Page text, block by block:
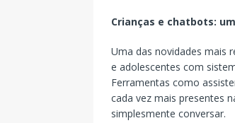
Crianças e chatbots:
Uma das novidades mais
e adolescentes com
Ferramentas como
cada vez mais presentes
simplesmente conversar.